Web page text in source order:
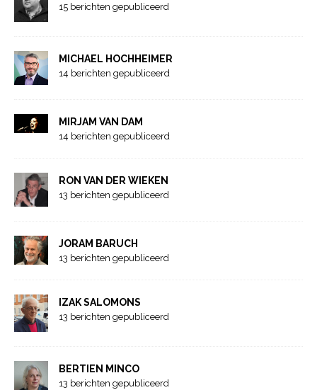
15 berichten gepubliceerd
MICHAEL HOCHHEIMER
14 berichten gepubliceerd
MIRJAM VAN DAM
14 berichten gepubliceerd
RON VAN DER WIEKEN
13 berichten gepubliceerd
JORAM BARUCH
13 berichten gepubliceerd
IZAK SALOMONS
13 berichten gepubliceerd
BERTIEN MINCO
13 berichten gepubliceerd